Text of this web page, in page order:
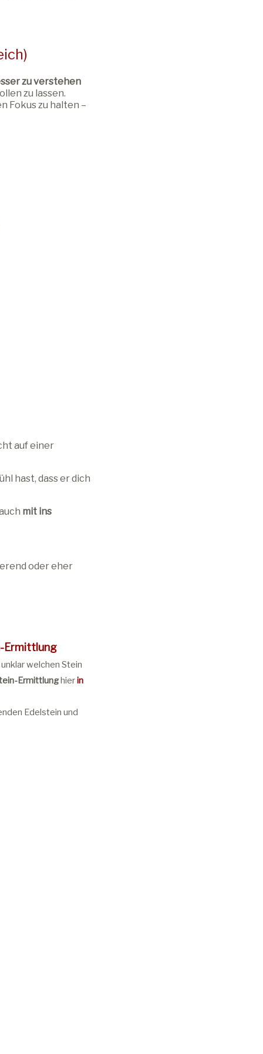
zu verstehen
zu lassen.
Fokus zu halten –
auf einer
hast, dass er dich
mit ins
oder eher
Ermittlung
welchen Stein
Ermittlunghierin
Edelstein und